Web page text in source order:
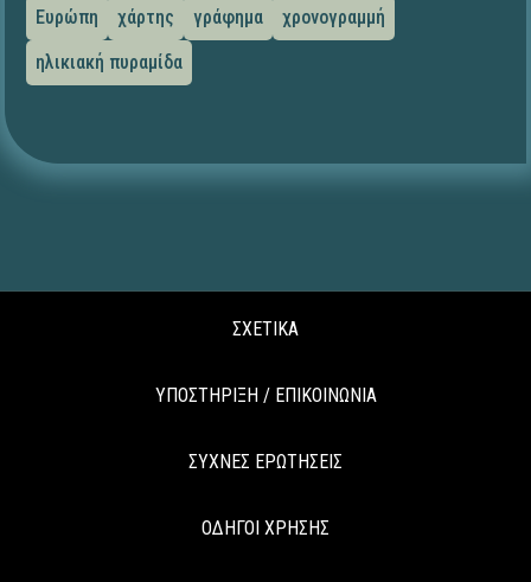
Ευρώπη
χάρτης γράφημα
χρονογραμμή
ηλικιακή πυραμίδα
ΣΧΕΤΙΚΑ
ΥΠΟΣΤΗΡΙΞΗ / ΕΠΙΚΟΙΝΩΝΙΑ
ΣΥΧΝΕΣ ΕΡΩΤΗΣΕΙΣ
ΟΔΗΓΟΙ ΧΡΗΣΗΣ